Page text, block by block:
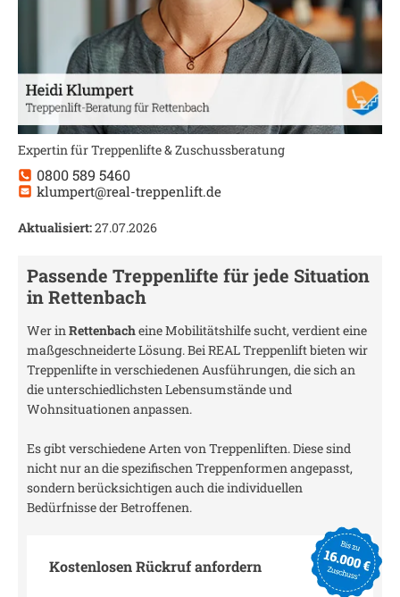
Expertin für Treppenlifte & Zuschussberatung
0800 589 5460
klumpert@real-treppenlift.de
Aktualisiert:27.07.2026
Passende Treppenlifte für jede Situation
inRettenbach
Wer inRettenbacheine Mobilitätshilfe sucht, verdient eine
maßgeschneiderte Lösung. Bei REAL Treppenlift bieten wir
Treppenlifte in verschiedenen Ausführungen, die sich an
die unterschiedlichsten Lebensumstände und
Wohnsituationen anpassen.
Es gibt verschiedene Arten von Treppenliften. Diese sind
nicht nur an die spezifischen Treppenformen angepasst,
sondern berücksichtigen auch die individuellen
Bedürfnisse der Betroffenen.
Kostenlosen Rückruf anfordern